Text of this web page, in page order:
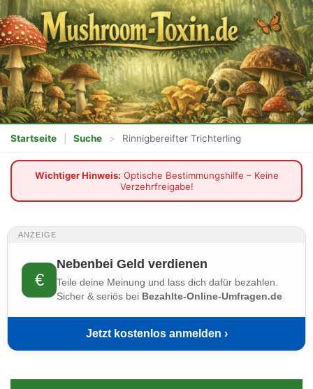
Startseite Suche > Rinnigbereifter Trichterling
Wichtiger Hinweis: Optische Bestimmungshilfe – Keine
Verzehrfreigabe!
ANZEIGE
€
Nebenbei Geld verdienen
Teile deine Meinung und lass dich dafür bezahlen.
Sicher & seriös bei Bezahlte-Online-Umfragen.de
Jetzt kostenlos anmelden ›